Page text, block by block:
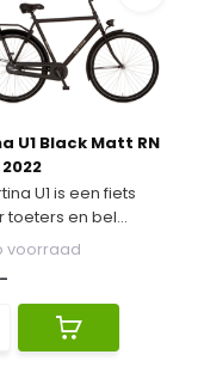
2...
U1 Black Matt RN
U1 is een fiets
toeters en bel...
voorraad